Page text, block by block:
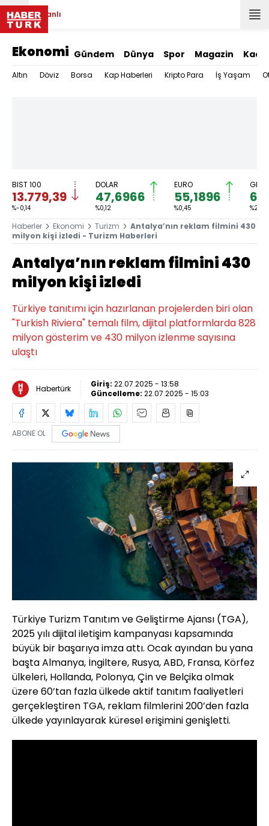
Canlı
Ekonomi Gündem Dünya Spor Magazin
Altın Döviz Borsa Kap Haberleri Kripto Para İş Yaşam
BIST 100
13.779,39
%-0,14
DOLAR
47,6966
%0,12
EURO
55,1896
%0,45 %2,59
Haberler Ekonomi Turizm
Antalya’nın reklam filmini 430
milyon kişi izledi - Turizm Haberleri
Antalya’nın reklam filmini 430
milyon kişi izledi
Türkiye tanıtımı için hazırlanan projelerden biri olan
"Turkish Riviera" temalı film, dijital platformlarda 828
milyon gösterim ve 430 milyon izlenme sayısına
ulaştı
Habertürk Giriş: 22.07.2025 - 13:58
Güncelleme: 22.07.2025 - 15:03
ABONE OL
Türkiye Turizm Tanıtım ve Geliştirme Ajansı (TGA),
2025 yılı dijital iletişim kampanyası kapsamında
büyük bir başarıya imza attı. Ocak ayından bu yana
başta Almanya, İngiltere, Rusya, ABD, Fransa, Körfez
ülkeleri, Hollanda, Polonya, Çin ve Belçika olmak
üzere 60’tan fazla ülkede aktif tanıtım faaliyetleri
gerçekleştiren TGA, reklam filmlerini 200’den fazla
ülkede yayınlayarak küresel erişimini genişletti.